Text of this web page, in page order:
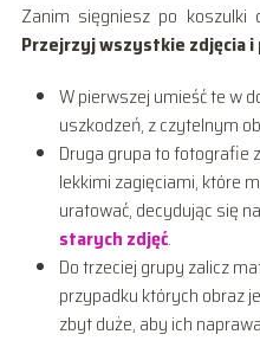
Zanim sięgniesz po koszulki
Przejrzyj wszystkie zdjęcia
W pierwszej umieść te w
uszkodzeń, z czytelnym
Druga grupa to fotografie
lekkimi zagięciami, które
uratować, decydując się
starych zdjęć.
Do trzeciej grupy zalicz
przypadku których obraz
zbyt duże, aby ich